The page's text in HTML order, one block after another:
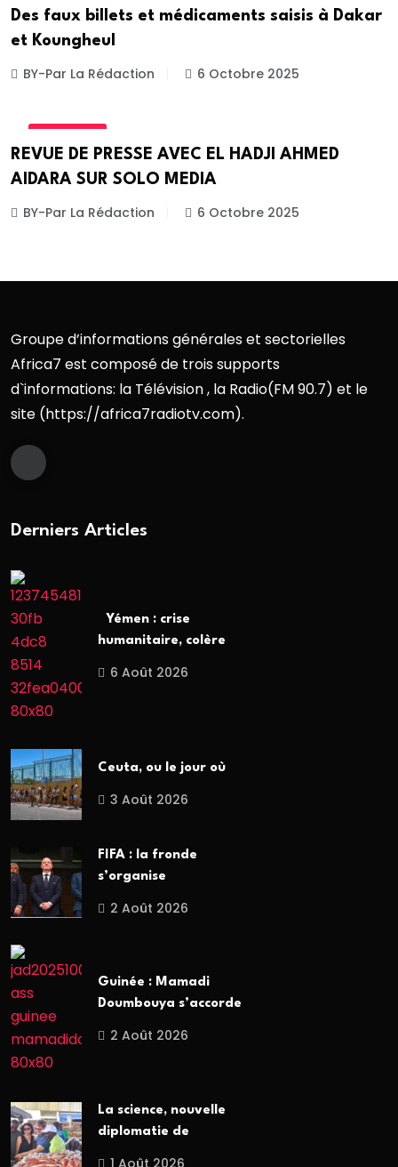
Des faux billets et médicaments saisis à Dakar
et Koungheul
BY-Par La Rédaction 6 Octobre 2025
REVUE DE PRESSE AVEC EL HADJI AHMED
AIDARA SUR SOLO MEDIA
BY-Par La Rédaction 6 Octobre 2025
Groupe d’informations générales et sectorielles
Africa7 est composé de trois supports
d`informations: la Télévision , la Radio(FM 90.7) et le
site (https://africa7radiotv.com).
Derniers Articles
Yémen : crise
humanitaire, colère
6 Août 2026
Ceuta, ou le jour où
3 Août 2026
FIFA : la fronde
s’organise
2 Août 2026
Guinée : Mamadi
Doumbouya s’accorde
2 Août 2026
La science, nouvelle
diplomatie de
1 Août 2026